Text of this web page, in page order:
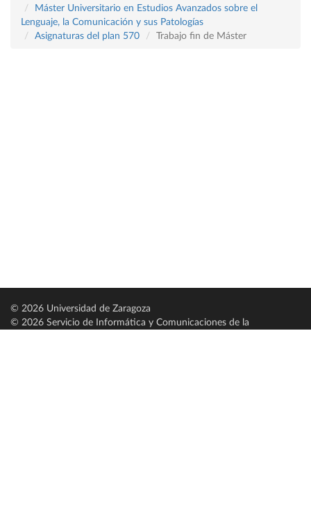
Máster Universitario en Estudios Avanzados sobre el
Lenguaje, la Comunicación y sus Patologías
Asignaturas del plan 570
Trabajo fin de Máster
© 2026 Universidad de Zaragoza
© 2026 Servicio de Informática y Comunicaciones de la